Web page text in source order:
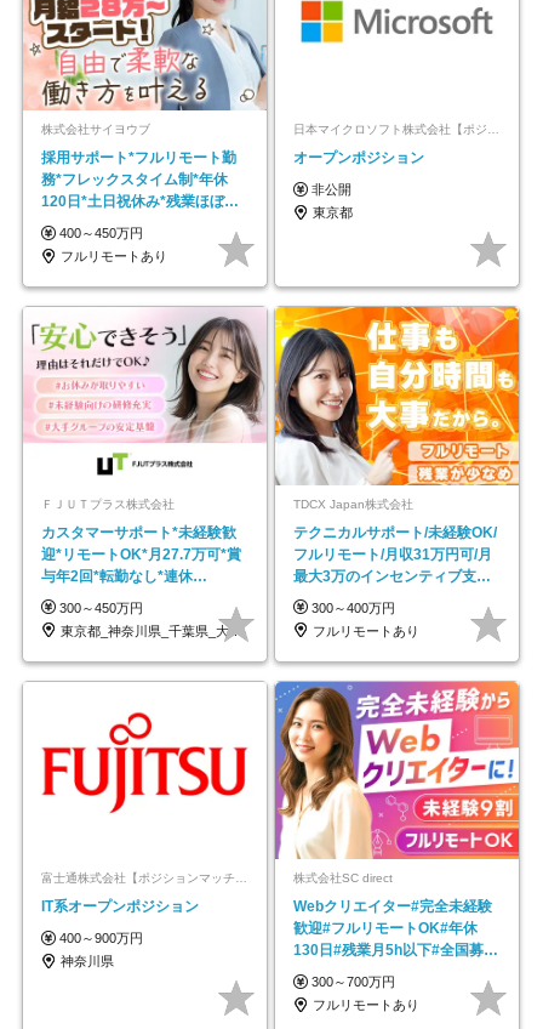
株式会社サイヨウブ
採用サポート*フルリモート勤
務*フレックスタイム制*年休
120日*土日祝休み*残業ほぼな
し*育児中社員8割以上
400～450万円
フルリモートあり
日本マイクロソフト株式会社【ポジションマッチ登録】
オープンポジション
非公開
東京都
ＦＪＵＴプラス株式会社
カスタマーサポート*未経験歓
迎*リモートOK*月27.7万可*賞
与年2回*転勤なし*連休
OK/ZE010232
300～450万円
東京都_神奈川県_千葉県_大阪府_愛知県…
TDCX Japan株式会社
テクニカルサポート/未経験OK/
フルリモート/月収31万円可/月
最大3万のインセンティブ支給/
平均年齢33歳
300～400万円
フルリモートあり
富士通株式会社【ポジションマッチ登録】
IT系オープンポジション
400～900万円
神奈川県
株式会社SC direct
Webクリエイター#完全未経験
歓迎#フルリモートOK#年休
130日#残業月5h以下#全国募集
#最大1年の研修
300～700万円
フルリモートあり